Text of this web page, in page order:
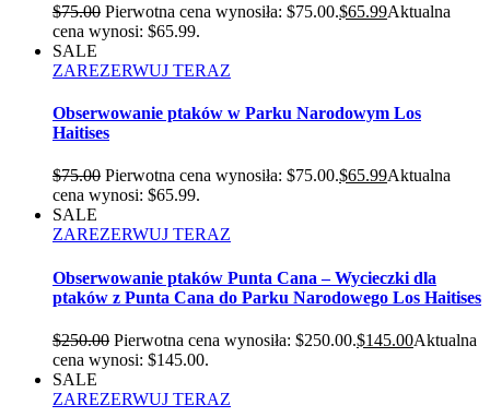
$75.00 Pierwotna cena wynosiła: $75.00.$65.99Aktualna
cena wynosi: $65.99.
SALE
ZAREZERWUJ TERAZ
Obserwowanie ptaków w Parku Narodowym Los
Haitises
$75.00 Pierwotna cena wynosiła: $75.00.$65.99Aktualna
cena wynosi: $65.99.
SALE
ZAREZERWUJ TERAZ
Obserwowanie ptaków Punta Cana – Wycieczki dla
ptaków z Punta Cana do Parku Narodowego Los Haitises
$250.00 Pierwotna cena wynosiła: $250.00.$145.00Aktualna
cena wynosi: $145.00.
SALE
ZAREZERWUJ TERAZ